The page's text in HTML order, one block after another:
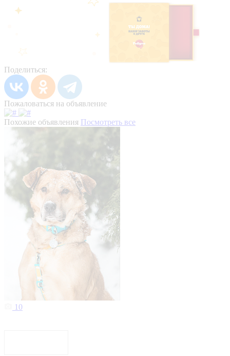
Поделиться:
Пожаловаться на объявление
Похожие объявления Посмотреть все
10